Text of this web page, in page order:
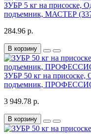
ЗУБР 5 кг на присоске,
подъемник, МАСТЕР
284.96 р.
В корзину
ЗУБР 50 кг на
подъемник,
3 949.78 р.
В корзину